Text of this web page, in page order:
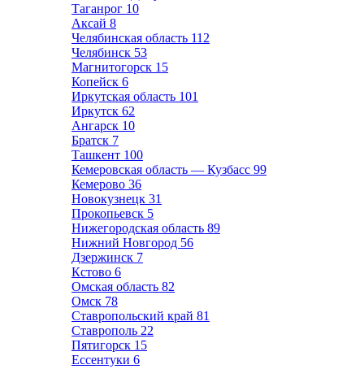
Таганрог 10
Аксай 8
Челябинская область 112
Челябинск 53
Магнитогорск 15
Копейск 6
Иркутская область 101
Иркутск 62
Ангарск 10
Братск 7
Ташкент 100
Кемеровская область — Кузбасс 99
Кемерово 36
Новокузнецк 31
Прокопьевск 5
Нижегородская область 89
Нижний Новгород 56
Дзержинск 7
Кстово 6
Омская область 82
Омск 78
Ставропольский край 81
Ставрополь 22
Пятигорск 15
Ессентуки 6